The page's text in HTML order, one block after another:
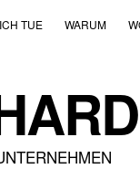
TUE WARUM